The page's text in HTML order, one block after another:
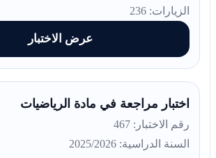
الزيارات: 236
عرض الاختبار
اختبار مراجعة في مادة الرياضيات
رقم الاختبار: 467
السنة الدراسية: 2025/2026